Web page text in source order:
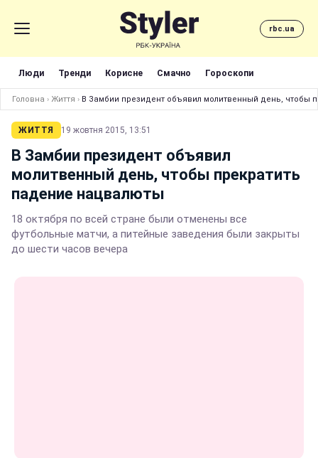
rbc.ua
Люди Тренди Корисне Смачно Гороскопи
Головна › Життя › В Замбии президент объявил молитвенный день, чтобы
ЖИТТЯ 19 жовтня 2015, 13:51
В Замбии президент объявил
молитвенный день, чтобы прекратить
падение нацвалюты
18 октября по всей стране были отменены все
футбольные матчи, а питейные заведения были закрыты
до шести часов вечера